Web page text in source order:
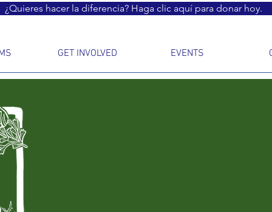
¿Quieres hacer la diferencia? Haga clic aquí para donar hoy.
GET INVOLVED EVENTS